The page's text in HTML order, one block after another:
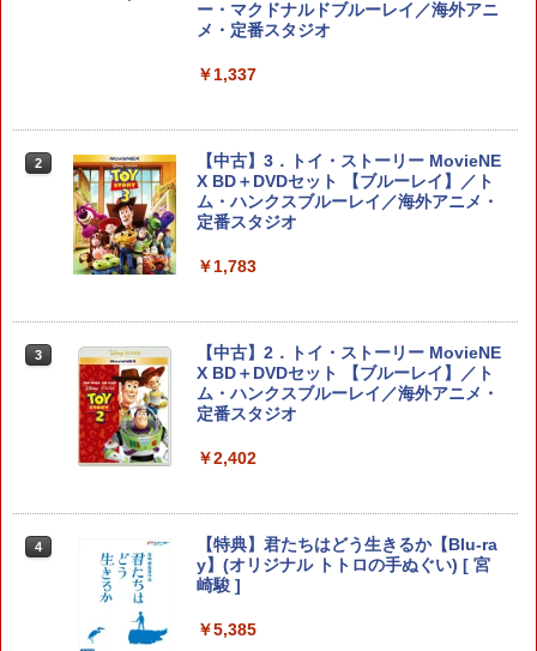
￥7,680
オブ ザ ワイルド Nintendo Switch 2 Ed
ition [NXS-P-AAAAH NSW2 ゼルダノデ
ンセツ ブレス オブ ザ ワイルド]
リーでポイント10倍！】【新品】Switch
2 ゲームソフト ゼルダ無双 封印戦記
￥7,791
ンハン/ゼルダ
￥5,800
縦置き 垂直 充電器 USB 静音 リモコン
収納 充電LEDランプ 充電指示ランプ付
【当店独自で＋P10倍★要エントリー】
【中古】[PS5] ドラゴンクエストI&II(DR
AGON QUEST I&II/ドラクエ1&2/DQ1&
【当店独自で＋P10倍★要エントリー】
【中古】[PS5] ELDEN RING SHADOW
OF THE ERDTREE EDITION(エルデンリ
ィション) 通常版 フロム・ソフトウェア
￥4,780
C 2in1 ビデオ録画 ゲーム録画 ライブ配
信 Windows Mac switch2 PS5 iPhon
【10日は24時間限定クーポン配布】LIT
HON ライソンプレイコンピューターレ
トロ KTFC-003W(2553104)送料無料
￥2,940
3
【レビュー特典】 山崎実業 【 蓋付き重
ねられるゲーム機器収納ケース スマート
】smart 10312 10313Nintendo switch
/ switch2 / switch2 Lite スイッチ2 収納
収納BOX リビング 家電収納 シンプル お
￥3,190
プ [HAC-A-ESSKA NSWジョイコンジュ
ー・マクドナルドブルーレイ／海外アニ
メ・定番スタジオ
￥1,337
2
【中古】3．トイ・ストーリー MovieNE
X BD＋DVDセット 【ブルーレイ】／ト
ム・ハンクスブルーレイ／海外アニメ・
定番スタジオ
￥1,783
3
【中古】2．トイ・ストーリー MovieNE
X BD＋DVDセット 【ブルーレイ】／ト
ム・ハンクスブルーレイ／海外アニメ・
定番スタジオ
￥2,402
4
【特典】君たちはどう生きるか【Blu-ra
y】(オリジナル トトロの手ぬぐい) [ 宮
崎駿 ]
￥5,385